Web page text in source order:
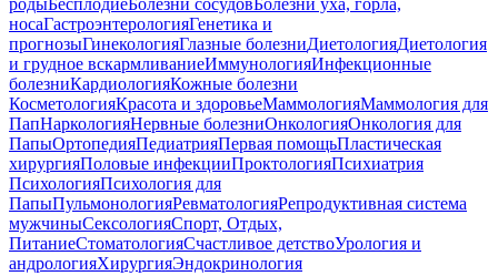
родыБесплодиеБолезни сосудовБолезни уха, горла,
носаГастроэнтерологияГенетика и
прогнозыГинекологияГлазные болезниДиетологияДиетология
и грудное вскармливаниеИммунологияИнфекционные
болезниКардиологияКожные болезни
КосметологияКрасота и здоровьеМаммологияМаммология для
ПапНаркологияНервные болезниОнкологияОнкология для
ПапыОртопедияПедиатрияПервая помощьПластическая
хирургияПоловые инфекцииПроктологияПсихиатрия
ПсихологияПсихология для
ПапыПульмонологияРевматологияРепродуктивная система
мужчиныСексологияСпорт, Отдых,
ПитаниеСтоматологияСчастливое детствоУрология и
андрологияХирургияЭндокринология